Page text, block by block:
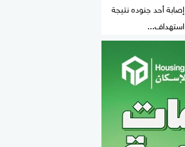
إصابة أحد جنوده نتيجة
استهداف...